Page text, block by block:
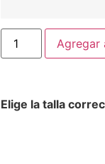
Agregar
Elige la talla